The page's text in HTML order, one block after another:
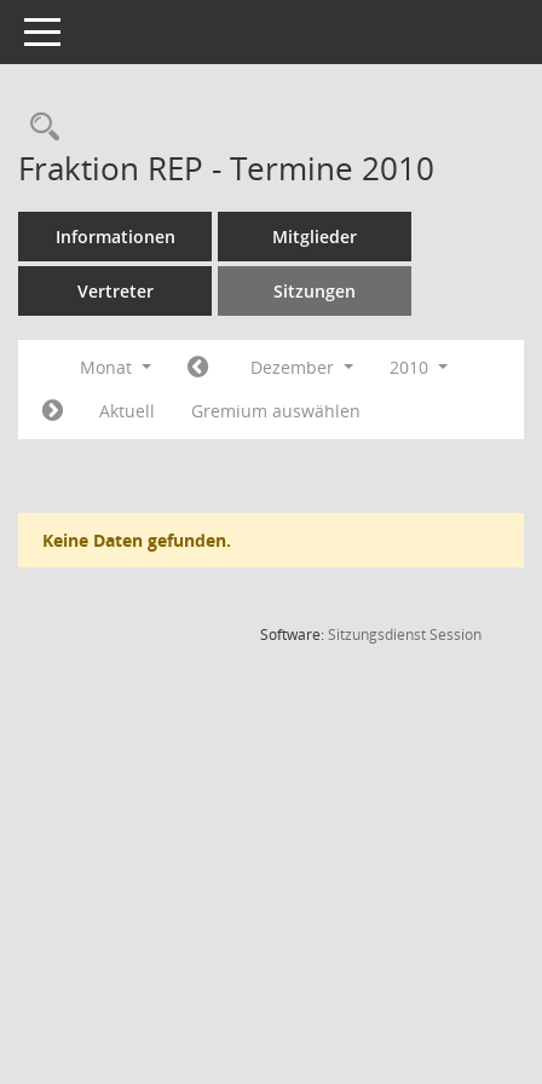
Toggle navigation
Rechercheauswahl
Fraktion REP - Termine 2010
Informationen Mitglieder
Vertreter Sitzungen
Monat Dezember
2010
Aktuell
Gremium auswählen
Keine Daten gefunden.
Software:SitzungsdienstSession(Wird in